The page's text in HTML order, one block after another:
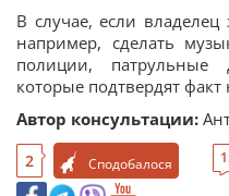
В случае, если
например, сделать
полиции, патрульные
которые подтвердят
Автор консультации:
2 Сподобалося